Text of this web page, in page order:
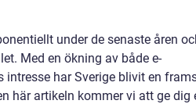
under de senaste åren
Med en ökning av både e-
har Sverige blivit en
här artikeln kommer vi att ge dig